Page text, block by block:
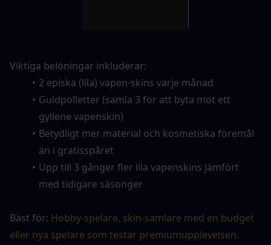
Viktiga belöningar inkluderar:
2 episka (lila) vapen-skins varje månad
Guldpolletter (samla 3 för att byta mot ett
gyllene vapenskin)
Betydligt mer material och kosmetiska föremål
än i gratisspåret
Upp till 3 gånger fler lila vapenskins jämfört
med tidigare säsonger
Bäst för: Hobby-spelare, skin-samlare med en budget
eller nya spelare som testar premiumupplevelsen.